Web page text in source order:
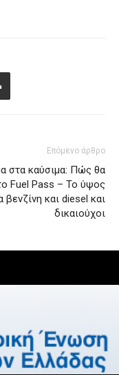
Επόμενο άρθρο
στα καύσιμα: Πώς θα
Fuel Pass – Το ύψος
βενζίνη και diesel και
δικαιούχοι